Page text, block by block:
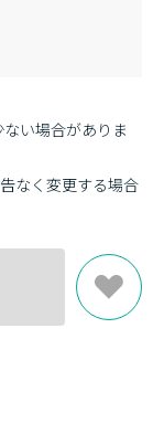
い場合がありま
なく変更する場合